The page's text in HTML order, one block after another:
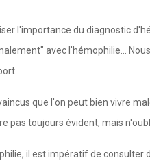
l'importance du diagnostic
avec l'hémophilie...
que l'on peut bien vivre
pas toujours évident, mais
il est impératif de